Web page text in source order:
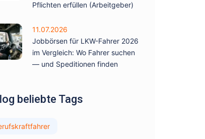
Pflichten erfüllen (Arbeitgeber)
11.07.2026
Jobbörsen für LKW-Fahrer 2026
im Vergleich: Wo Fahrer suchen
— und Speditionen finden
beliebte Tags